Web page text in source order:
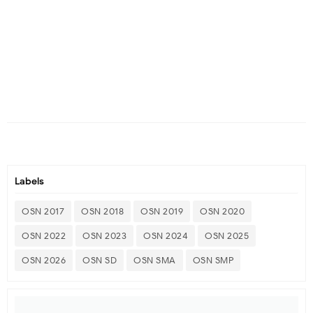
Labels
OSN 2017 OSN 2018 OSN 2019 OSN 2020
OSN 2022 OSN 2023 OSN 2024 OSN 2025
OSN 2026 OSN SD OSN SMA OSN SMP